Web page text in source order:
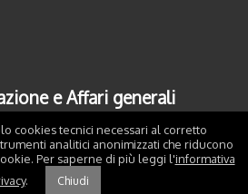
e Affari generali
Trento
cookies tecnici necessari al corretto
analitici anonimizzati che riducono
Per saperne di più leggi l'informativa
. Chiudi